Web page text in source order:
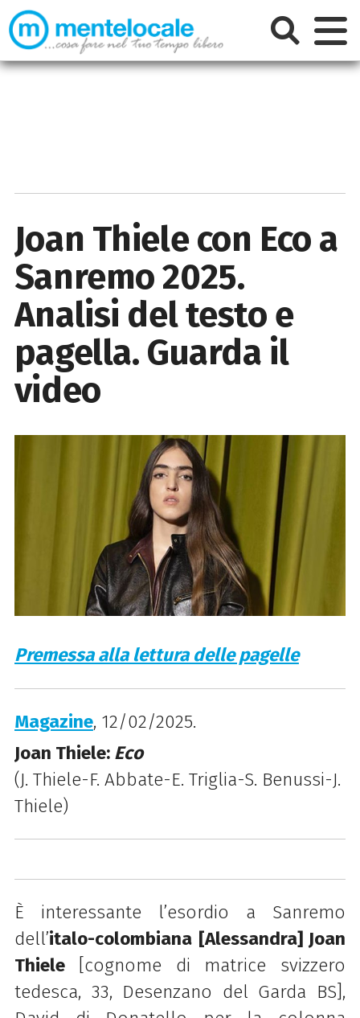
Joan Thiele con Eco a
Sanremo 2025.
Analisi del testo e
pagella. Guarda il
video
Premessa alla lettura delle pagelle
Magazine, 12/02/2025.
Joan Thiele: Eco
(J. Thiele-F. Abbate-E. Triglia-S. Benussi-J.
Thiele)
È interessante l’esordio a Sanremo
dell’italo-colombiana [Alessandra] Joan
Thiele
[cognome di matrice svizzero
tedesca, 33, Desenzano del Garda BS],